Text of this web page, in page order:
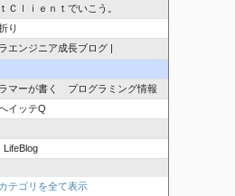
Ｃｌｉｅｎｔでいこう。
り
エンジニア成長ブログ |
マーが書く プログラミング情報
イッテQ
LifeBlog
談
テゴリを全て表示